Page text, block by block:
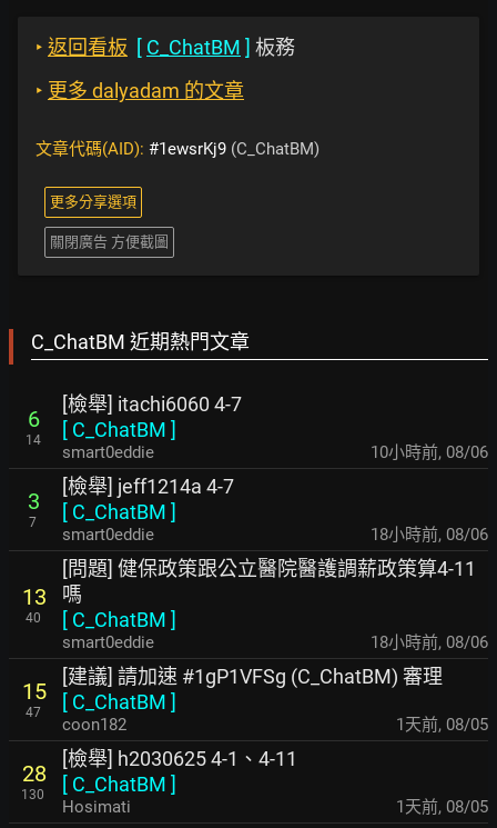
‣ 返回看板 [ C_ChatBM ] 板務
‣ 更多 dalyadam 的文章
文章代碼(AID): #1ewsrKj9 (C_ChatBM)
更多分享選項
關閉廣告 方便截圖
C_ChatBM 近期熱門文章
6
14
[檢舉] itachi6060 4-7
[ C_ChatBM ]
smart0eddie 10小時前, 08/06
3
7
[檢舉] jeff1214a 4-7
[ C_ChatBM ]
smart0eddie 18小時前, 08/06
13
40
[問題] 健保政策跟公立醫院醫護調薪政策算4-11
嗎
[ C_ChatBM ]
smart0eddie 18小時前, 08/06
15
47
[建議] 請加速 #1gP1VFSg (C_ChatBM) 審理
[ C_ChatBM ]
coon182 1天前, 08/05
28
130
[檢舉] h2030625 4-1、4-11
[ C_ChatBM ]
Hosimati 1天前, 08/05